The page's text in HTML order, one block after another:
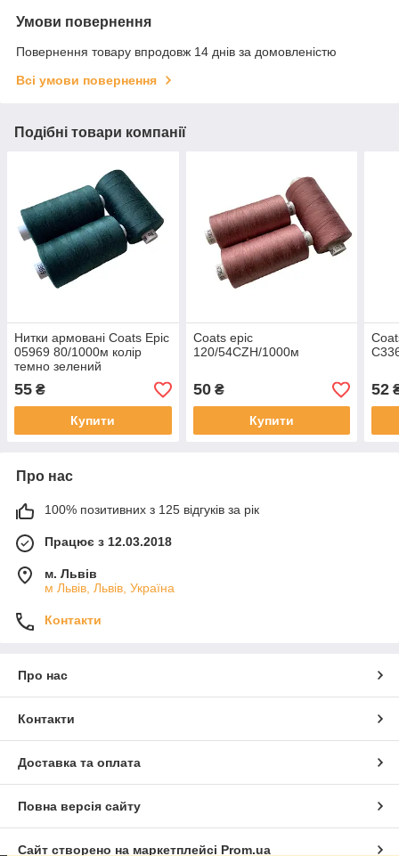
Умови повернення
Повернення товару впродовж 14 днів за домовленістю
Всі умови повернення
Подібні товари компанії
Нитки армовані Coats Epic
05969 80/1000м колір
темно зелений
55 ₴
Купити
Coats epic
120/54СZH/1000м
50₴
Купити
52
Про нас
100% позитивних з 125 відгуків за рік
Працює з 12.03.2018
м. Львів
м Львів, Львів, Україна
Контакти
Про нас
Контакти
Доставка та оплата
Повна версія сайту
Сайт створено на маркетплейсі Prom.ua